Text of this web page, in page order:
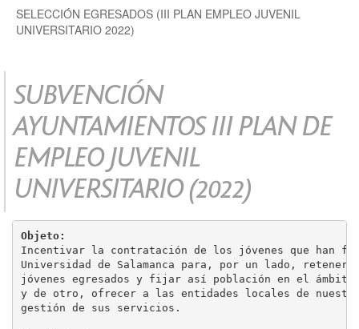
SELECCIÓN EGRESADOS (III PLAN EMPLEO JUVENIL
UNIVERSITARIO 2022)
SUBVENCIÓN
AYUNTAMIENTOS III PLAN DE
EMPLEO JUVENIL
UNIVERSITARIO (2022)
Objeto:
Incentivar la contratación de los jóvenes que han
Universidad de Salamanca para, por un lado,
jóvenes egresados y fijar así población en el
y de otro, ofrecer a las entidades locales de
gestión de sus servicios.